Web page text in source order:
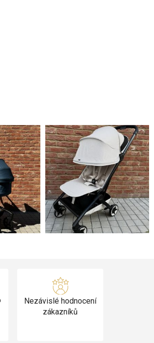
Nezávislé hodnocení
zákazníků